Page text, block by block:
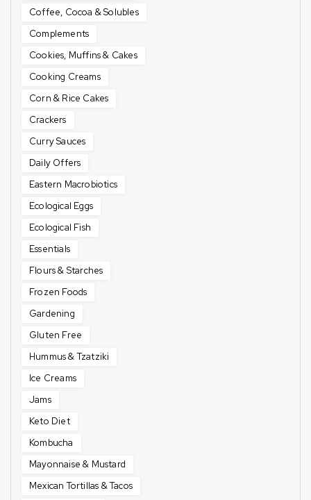
Coffee, Cocoa & Solubles
Complements
Cookies, Muffins & Cakes
Cooking Creams
Corn & Rice Cakes
Crackers
Curry Sauces
Daily Offers
Eastern Macrobiotics
Ecological Eggs
Ecological Fish
Essentials
Flours & Starches
Frozen Foods
Gardening
Gluten Free
Hummus & Tzatziki
Ice Creams
Jams
Keto Diet
Kombucha
Mayonnaise & Mustard
Mexican Tortillas & Tacos